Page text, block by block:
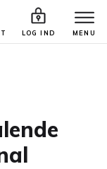
LOG IND MENU